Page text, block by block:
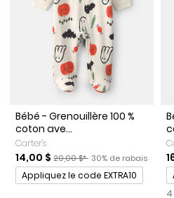
Bébé - Grenouillère 100 %
coton ave...
Carter's
Prix de solde
14,00 $ Prix ​​de détail suggéré par le
20,00 $* Pourcentage de
30% de rabais
Promotions
Appliquez le code EXTRA10